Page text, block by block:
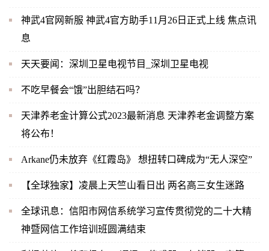
神武4官网新服 神武4官方助手11月26日正式上线 焦点讯
息
天天要闻：深圳卫星电视节目_深圳卫星电视
不吃早餐会“饿”出胆结石吗？
天津养老金计算公式2023最新消息 天津养老金调整方案
将公布！
Arkane仍未放弃《红霞岛》 想扭转口碑成为“无人深空”
【全球独家】凌晨上天竺山看日出 两名高三女生迷路
全球讯息：信阳市网信系统学习宣传贯彻党的二十大精
神暨网信工作培训班圆满结束